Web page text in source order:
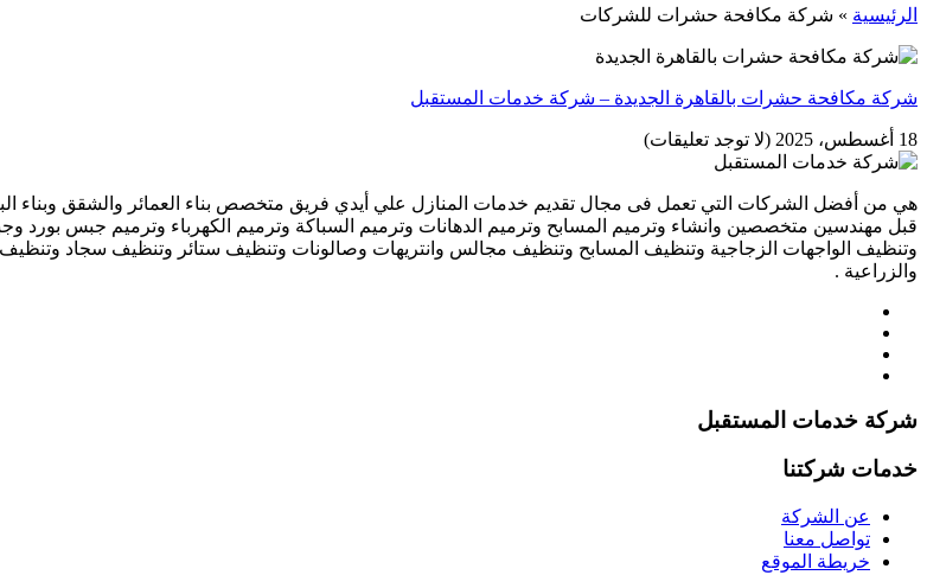
الرئيسية » شركة مكافحة حشرات للشركات
شركة مكافحة حشرات بالقاهرة الجديدة – شركة خدمات المستقبل
18 أغسطس، 2025 (لا توجد تعليقات)
هي من أفضل الشركات التي تعمل فى مجال تقديم خدمات المنازل علي أيدي فريق متخصص بناء العمائر والشقق وبناء
قبل مهندسين متخصصين وانشاء وترميم المسابح وترميم الدهانات وترميم السباكة وترميم الكهرباء وترميم جبس
وتنظيف الواجهات الزجاجية وتنظيف المسابح وتنظيف مجالس وانتريهات وصالونات وتنظيف ستائر وتنظيف سجاد وتنظيف
والزراعية .
شركة خدمات المستقبل
خدمات شركتنا
عن الشركة
تواصل معنا
خريطة الموقع